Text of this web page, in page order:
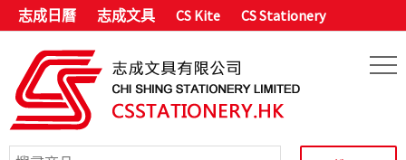
志成日曆 志成文具 CS Kite CS Stationery